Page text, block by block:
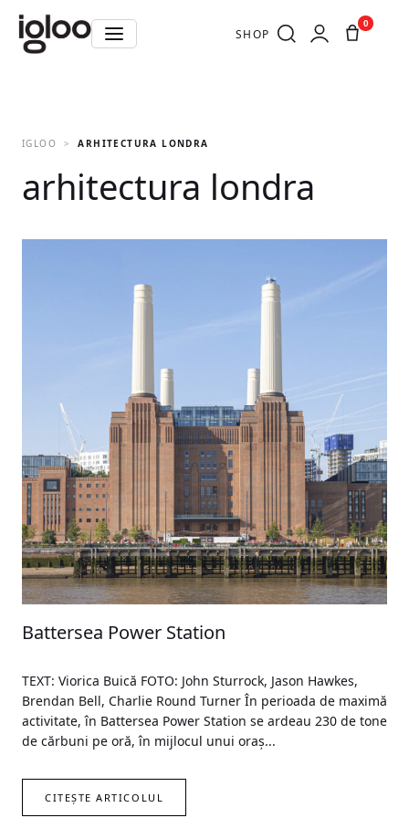
SHOP
0
IGLOO ARHITECTURA LONDRA
arhitectura londra
Battersea Power Station
TEXT: Viorica Buică FOTO: John Sturrock, Jason Hawkes,
Brendan Bell, Charlie Round Turner În perioada de maximă
activitate, în Battersea Power Station se ardeau 230 de tone
de cărbuni pe oră, în mijlocul unui oraș...
CITEȘTE ARTICOLUL